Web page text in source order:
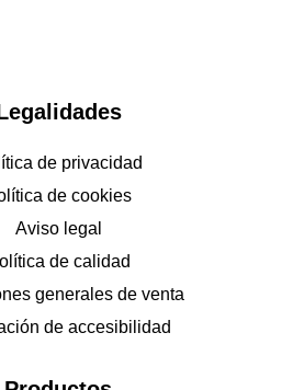
de privacidad
de cookies
Aviso legal
de calidad
generales de venta
de accesibilidad